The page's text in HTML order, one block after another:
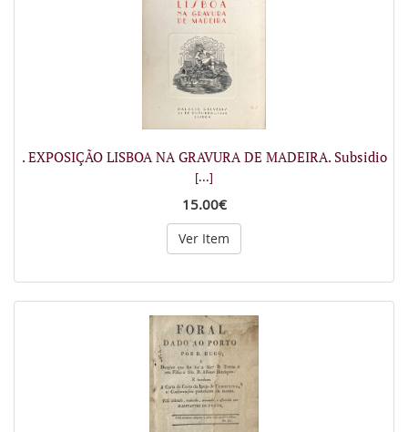
. EXPOSIÇÃO LISBOA NA GRAVURA DE MADEIRA. Subsidio
[...]
15.00€
Ver Item